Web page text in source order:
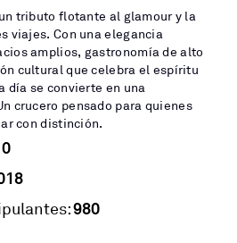
tributo flotante al glamour y la
viajes. Con una elegancia
amplios, gastronomía de alto
cultural que celebra el espíritu
día se convierte en una
crucero pensado para quienes
con distinción.
980